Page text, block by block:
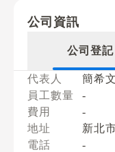
公司資訊
公司登記
代表人
簡希文
員工數量
-
費用
-
地址
新北
電話
-